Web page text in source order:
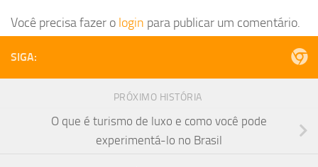
Você precisa fazer o login para publicar um comentário.
SIGA:
PRÓXIMO HISTÓRIA
O que é turismo de luxo e como você pode
experimentá-lo no Brasil